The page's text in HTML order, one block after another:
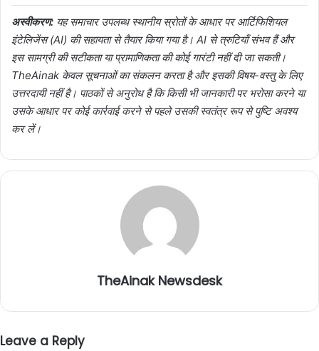
अस्वीकरण: यह समाचार उपलब्ध स्थानीय स्रोतों के आधार पर आर्टिफिशियल
इंटेलिजेंस (AI) की सहायता से तैयार किया गया है। AI से त्रुटियाँ संभव हैं और
इस सामग्री की सटीकता या प्रामाणिकता की कोई गारंटी नहीं दी जा सकती।
TheAinak केवल सूचनाओं का संकलन करता है और इसकी विषय-वस्तु के लिए
उत्तरदायी नहीं है। पाठकों से अनुरोध है कि किसी भी जानकारी पर भरोसा करने या
उसके आधार पर कोई कार्रवाई करने से पहले उसकी स्वतंत्र रूप से पुष्टि अवश्य
कर लें।
TheAinak Newsdesk
Leave a Reply